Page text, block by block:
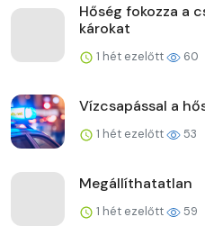
Hőség fokozza a
károkat
1 hét ezelőtt 60
Vízcsapással a
1 hét ezelőtt 53
Megállíthatatlan
1 hét ezelőtt 59